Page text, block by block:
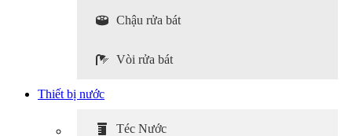
Chậu rửa bát
Vòi rửa bát
Thiết bị nước
Téc Nước